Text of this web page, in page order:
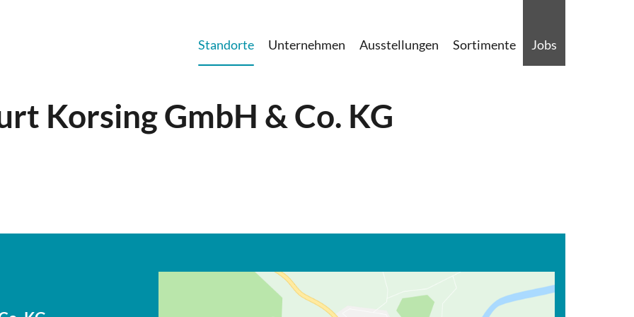
Standorte Unternehmen Ausstellungen Sortimente Jobs
Korsing GmbH & Co. KG